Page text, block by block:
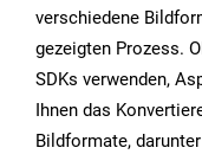
verschiedene
gezeigten Prozess.
SDKs verwenden,
Ihnen das
Bildformate, darunter